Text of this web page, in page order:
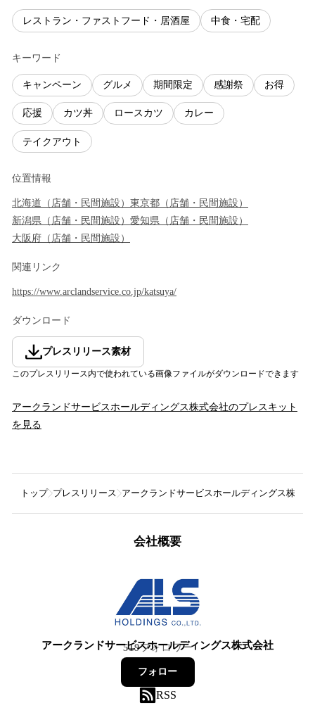
レストラン・ファストフード・居酒屋 中食・宅配
キーワード
キャンペーン グルメ 期間限定 感謝祭 お得
応援 カツ丼 ロースカツ カレー
テイクアウト
位置情報
北海道 （ 店舗・民間施設 ） 東京都 （ 店舗・民間施設 ）
新潟県 （ 店舗・民間施設 ） 愛知県 （ 店舗・民間施設 ）
大阪府 （ 店舗・民間施設 ）
関連リンク
https://www.arclandservice.co.jp/katsuya/
ダウンロード
プレスリリース素材
このプレスリリース内で使われている画像ファイルがダウンロードできます
アークランドサービスホールディングス株式会社のプレスキット
を見る
トップ プレスリリース アークランドサービスホールディングス株式
会社概要
アークランドサービスホールディングス株式会社
519フォロワー
フォロー
RSS